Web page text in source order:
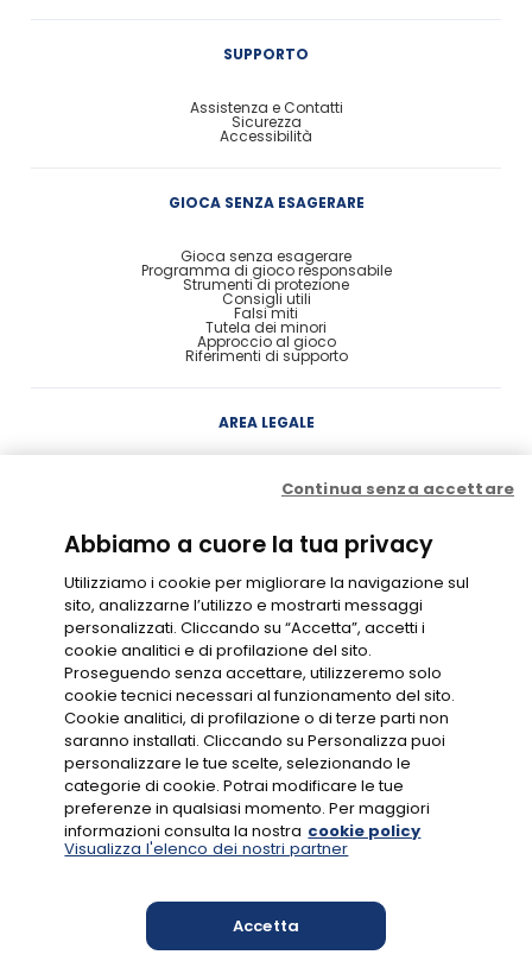
SUPPORTO
Assistenza e Contatti
Sicurezza
Accessibilità
GIOCA SENZA ESAGERARE
Gioca senza esagerare
Programma di gioco responsabile
Strumenti di protezione
Consigli utili
Falsi miti
Tutela dei minori
Approccio al gioco
Riferimenti di supporto
AREA LEGALE
Contratto di Conto Gioco
Privacy
Cookie Policy
Codice di Condotta
Gestione Cookie
GIOCO RESPONSABILE
CONC. N.16049
MYLOTTERIES S.R.L., VIALE DEL CAMPO BOARIO 56/D, 00154 ROMA
Abbiamo a cuore la tua privacy
Utilizziamo i cookie per migliorare la navigazione sul
sito, analizzarne l’utilizzo e mostrarti messaggi
personalizzati. Cliccando su “Accetta”, accetti i
cookie analitici e di profilazione del sito.
Proseguendo senza accettare, utilizzeremo solo
cookie tecnici necessari al funzionamento del sito.
Cookie analitici, di profilazione o di terze parti non
saranno installati. Cliccando su Personalizza puoi
personalizzare le tue scelte, selezionando le
categorie di cookie. Potrai modificare le tue
preferenze in qualsiasi momento. Per maggiori
informazioni consulta la nostra cookie policy
Visualizza l'elenco dei nostri partner
Accetta
Continua senza accettare